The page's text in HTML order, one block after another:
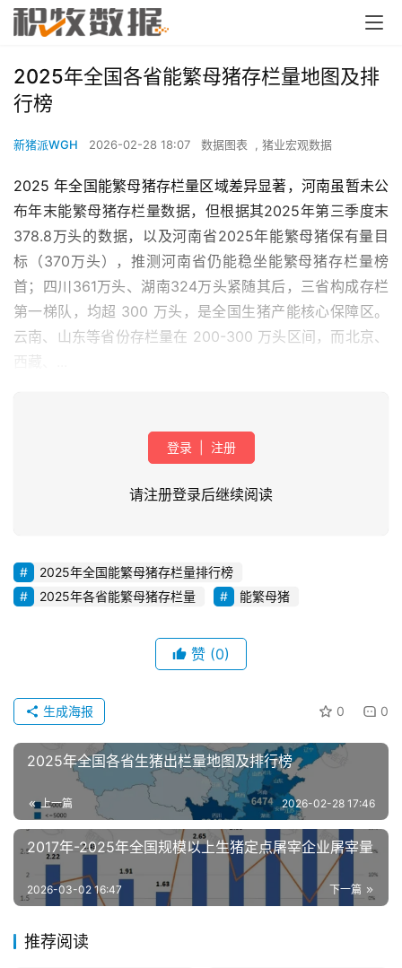
首
新
闻
分
析
报
数
2025年全国各省能繁母猪存栏量地图及排
行榜
新猪派WGH 2026-02-28 18:07 数据图表 , 猪业宏观数据
2025 年全国能繁母猪存栏量区域差异显著，河南虽暂未公
布年末能繁母猪存栏量数据，但根据其2025年第三季度末
378.8万头的数据，以及河南省2025年能繁母猪保有量目
标（370万头），推测河南省仍能稳坐能繁母猪存栏量榜
首；四川361万头、湖南324万头紧随其后，三省构成存栏
第一梯队，均超 300 万头，是全国生猪产能核心保障区。
云南、山东等省份存栏量在 200-300 万头区间，而北京、
西藏、...
登录 注册
请注册登录后继续阅读
2025年全国能繁母猪存栏量排行榜
2025年各省能繁母猪存栏量
能繁母猪
赞 (0)
0 0
生成海报
2025年全国各省生猪出栏量地图及排行榜
上一篇 2026-02-28 17:46
2017年-2025年全国规模以上生猪定点屠宰企业屠宰量
下一篇
2026-03-02 16:47
推荐阅读